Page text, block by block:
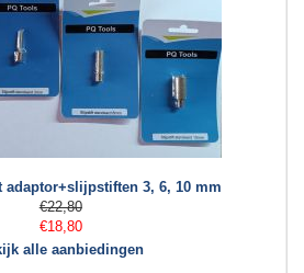
adaptor+slijpstiften 3, 6, 10 mm
€22,80
€18,80
alle aanbiedingen